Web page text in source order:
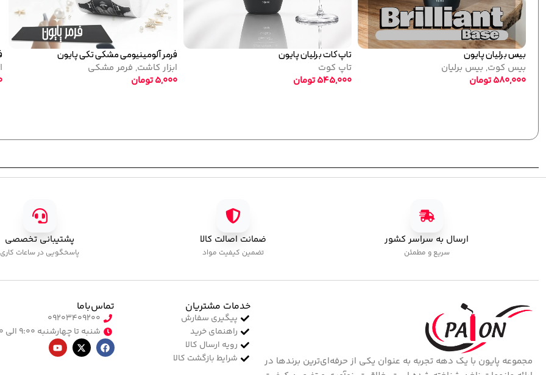
فرمر آلومینیومی مشکی تکی پایون
ابزار کاشت
فرمر آلومینیومی تکی پایون
جدید
ارسال به سراسر کشور
سریع و مطمئن
ضمانت اصالت کالا
تضمین کیفیت مواد
پشتیبانی تخصصی
پاسخگویی در ساعات کاری
مجموعه پایون با یک دهه تجربه به عنوان یکی از حرفه‌ای‌ترین برندها در
خدمات مشتریان
پیگیری سفارش
راهنمای خرید
رویه ارسال کالا
شرایط بازگشت کالا
تماس‌با‌ما
۰۹۲۰۳۴۰۹۲۰۰
شنبه تا چهارشنبه ۹:۰۰ الی ۱۷:۰۰